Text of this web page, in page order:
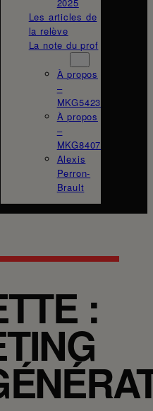
Les articles de
la relève
La note du prof
À propos
–
MKG5423
À propos
–
MKG8407
Alexis
Perron-
Brault
: